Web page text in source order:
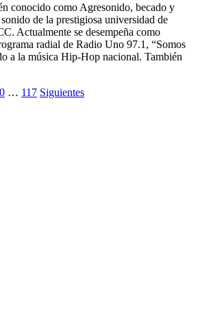
conocido como Agresonido, becado y
de la prestigiosa universidad de
Actualmente se desempeña como
radial de Radio Uno 97.1, “Somos
a la música Hip-Hop nacional. También
… 117 Siguientes